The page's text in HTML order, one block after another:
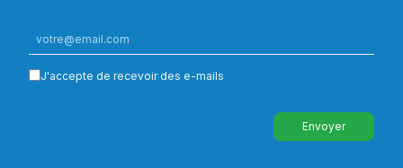
J'accepte de recevoir des e-mails
Envoyer